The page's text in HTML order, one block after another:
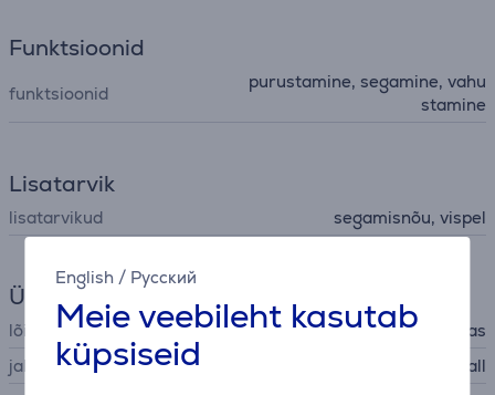
English / Русский
Meie veebileht kasutab
küpsiseid
Funktsioonid
funktsioonid
purustamine, segamine, vahu
stamine
Lisatarvik
lisatarvikud segamisnõu, vispel
Üldine parameeter
lõiketera materjal
roostevaba teras
jala materjal
metall